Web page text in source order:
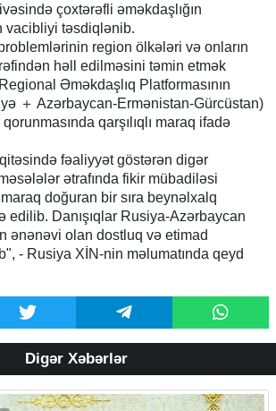
çoxtərəfli əməkdaşlığın
vacibliyi təsdiqlənib.
region ölkələri və onların
həll edilməsini təmin etmək
Əməkdaşlıq Platformasının
＋ Azərbaycan-Ermənistan-Gürcüstan)
qarşılıqlı maraq ifadə
fəaliyyət göstərən digər
ətrafında fikir mübadiləsi
maraq doğuran bir sıra beynəlxalq
edilib. Danışıqlar Rusiya-Azərbaycan
ənənəvi olan dostluq və etimad
- Rusiya XİN-nin məlumatında qeyd
Digər Xəbərlər